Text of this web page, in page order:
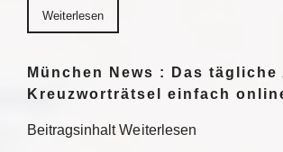
Weiterlesen
München News : Das tägliche
Kreuzworträtsel einfach
Beitragsinhalt Weiterlesen